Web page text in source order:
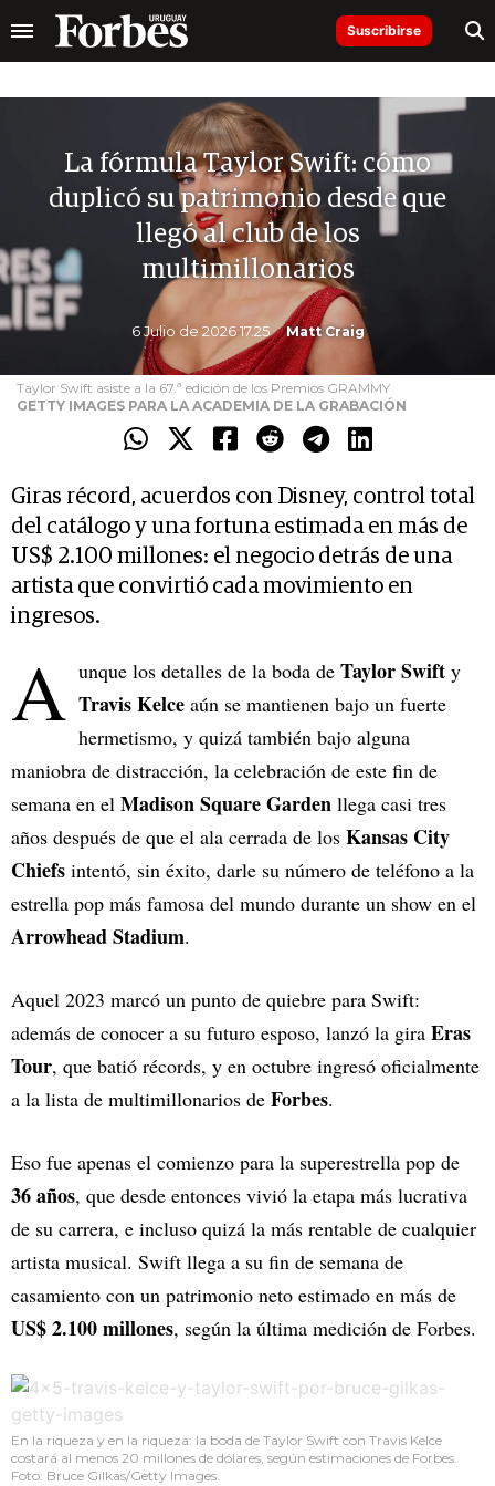
Suscribirse
La fórmula Taylor Swift: cómo
duplicó su patrimonio desde que
llegó al club de los
multimillonarios
6 Julio de 2026 17.25 Matt Craig
Taylor Swift asiste a la 67.ª edición de los Premios GRAMMY
GETTY IMAGES PARA LA ACADEMIA DE LA GRABACIÓN
Giras récord, acuerdos con Disney, control total
del catálogo y una fortuna estimada en más de
US$ 2.100 millones: el negocio detrás de una
artista que convirtió cada movimiento en
ingresos.
A unque los detalles de la boda de Taylor Swift y
Travis Kelce aún se mantienen bajo un fuerte
hermetismo, y quizá también bajo alguna
maniobra de distracción, la celebración de este fin de
semana en el Madison Square Garden llega casi tres
años después de que el ala cerrada de los Kansas City
Chiefs intentó, sin éxito, darle su número de teléfono a la
estrella pop más famosa del mundo durante un show en el
Arrowhead Stadium.
Aquel 2023 marcó un punto de quiebre para Swift:
además de conocer a su futuro esposo, lanzó la gira Eras
Tour, que batió récords, y en octubre ingresó oficialmente
a la lista de multimillonarios de Forbes.
Eso fue apenas el comienzo para la superestrella pop de
36 años, que desde entonces vivió la etapa más lucrativa
de su carrera, e incluso quizá la más rentable de cualquier
artista musical. Swift llega a su fin de semana de
casamiento con un patrimonio neto estimado en más de
US$ 2.100 millones, según la última medición de Forbes.
En la riqueza y en la riqueza: la boda de Taylor Swift con Travis Kelce
costará al menos 20 millones de dólares, según estimaciones de Forbes.
Foto: Bruce Gilkas/Getty Images.